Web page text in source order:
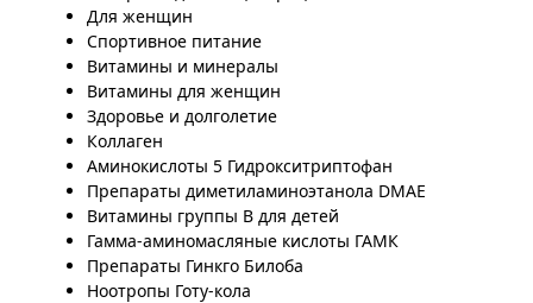
Для женщин
Спортивное питание
Витамины и минералы
Витамины для женщин
Здоровье и долголетие
Коллаген
Аминокислоты 5 Гидрокситриптофан
Препараты диметиламиноэтанола DMAE
Витамины группы B для детей
Гамма-аминомасляные кислоты ГАМК
Препараты Гинкго Билоба
Ноотропы Готу-кола